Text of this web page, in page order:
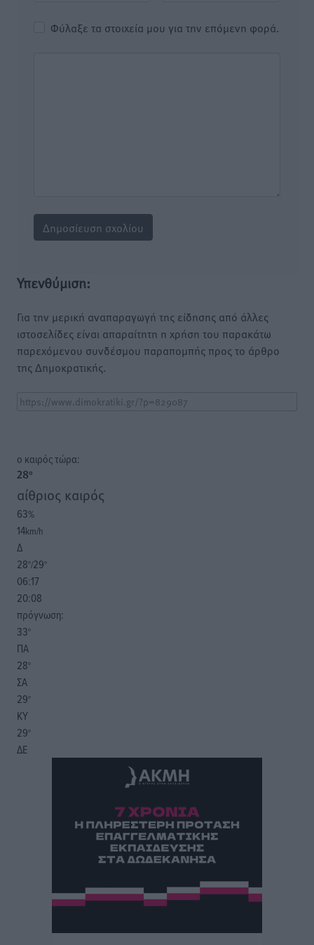
Φύλαξε τα στοιχεία μου για την επόμενη φορά.
Υπενθύμιση:
Για την μερική αναπαραγωγή της είδησης από άλλες
ιστοσελίδες είναι απαραίτητη η χρήση του παρακάτω
παρεχόμενου συνδέσμου παραπομπής προς το άρθρο
της Δημοκρατικής.
o καιρός τώρα:
28°
αίθριος καιρός
63%
14km/h
Δ
28°/29°
06:17
20:08
πρόγνωση:
33°
ΠΑ
28°
ΣΑ
29°
ΚΥ
29°
ΔΕ